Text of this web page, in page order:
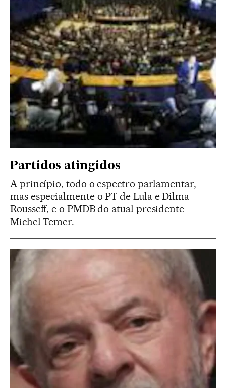
Partidos atingidos
A princípio, todo o espectro parlamentar,
mas especialmente o PT de Lula e Dilma
Rousseff, e o PMDB do atual presidente
Michel Temer.